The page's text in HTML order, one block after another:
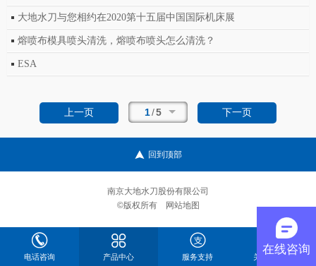
大地水刀与您相约在2020第十五届中国国际机床展
熔喷布模具喷头清洗，熔喷布喷头怎么清洗？
ESA
上一页 1/5 下一页
回到顶部
南京大地水刀股份有限公司
©版权所有
网站地图
电话咨询 产品中心 服务支持 关于大地水刀
在线咨询